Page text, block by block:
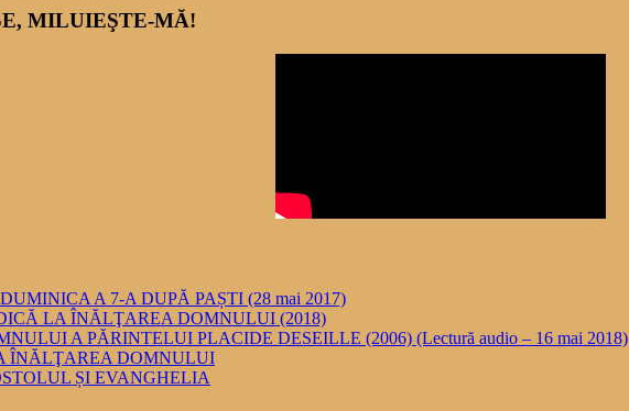
MILUIEŞTE-MĂ!
A 7-A DUPĂ PAȘTI (28 mai 2017)
LA ÎNĂLŢAREA DOMNULUI (2018)
A PĂRINTELUI PLACIDE DESEILLE (2006) (Lectură audio – 16 mai 2018)
ÎNĂLŢAREA DOMNULUI
ȘI EVANGHELIA